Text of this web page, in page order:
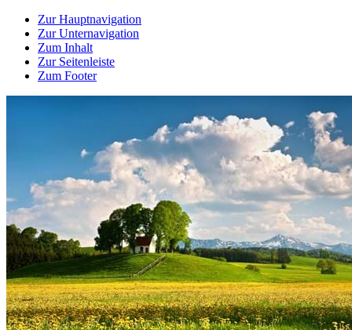
Zur Hauptnavigation
Zur Unternavigation
Zum Inhalt
Zur Seitenleiste
Zum Footer